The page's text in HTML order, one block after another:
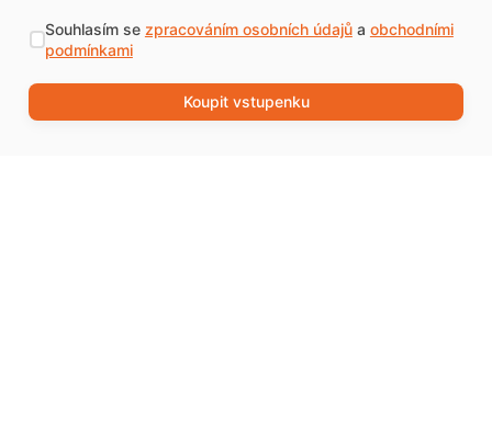
Souhlasím se zpracováním osobních údajůa obchodními
podmínkami
Koupit vstupenku